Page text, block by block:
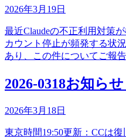
2026年3月19日
最近Claudeの不正利用対策
カウント停止が頻発する状
あり、この件についてご報
2026-0318お知ら
2026年3月18日
東京時間19:50更新：CCは